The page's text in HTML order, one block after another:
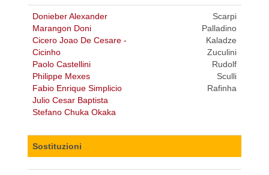
Donieber Alexander
Marangon Doni
Cicero Joao De Cesare -
Cicinho
Paolo Castellini
Philippe Mexes
Fabio Enrique Simplicio
Julio Cesar Baptista
Stefano Chuka Okaka
Scarpi
Palladino
Kaladze
Zuculini
Rudolf
Sculli
Rafinha
Sostituzioni